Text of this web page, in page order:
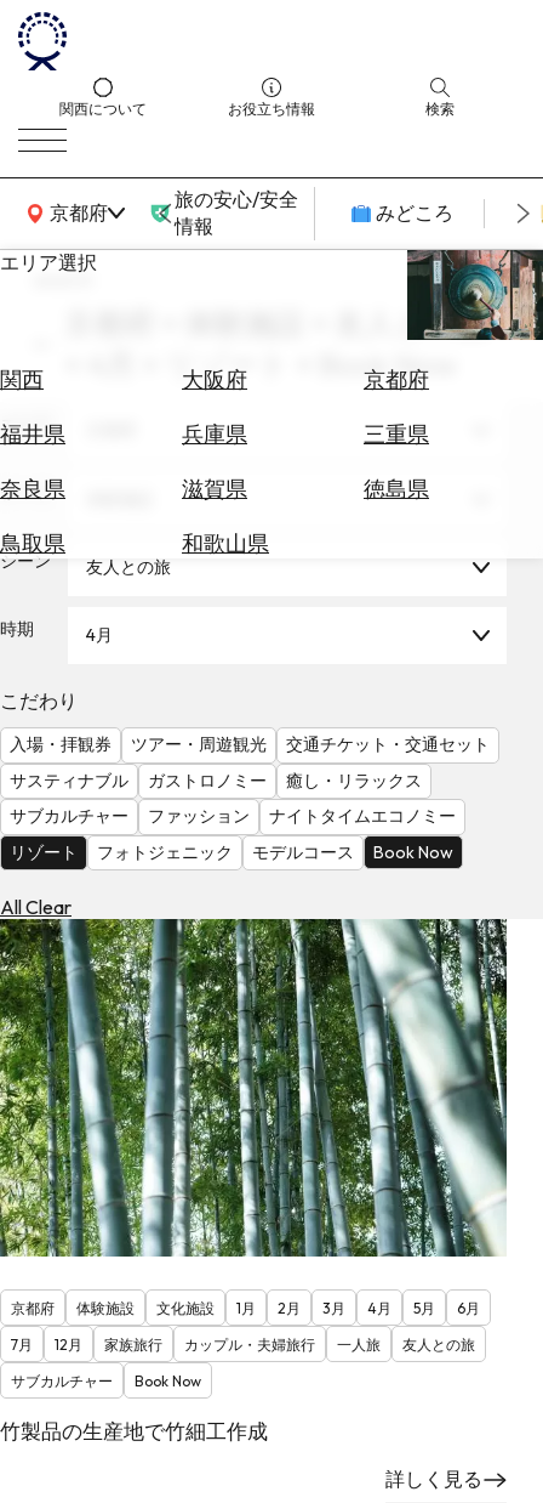
関西について お役立ち情報 検索
京都府
関西広域MAP
旅の安心/安全
情報
みどころ
エリア選択
関西 大阪府
京都府
福井県
兵庫県
三重県
奈良県
滋賀県
徳島県
鳥取県
和歌山県
エ
券
テ
を
る
気
を
見
る
search
京都府 × 体験施設 × 友人との旅
× 4月 × リゾート × Book Now
エリア
テーマ
シーン 友人との旅
時期 4月
こだわり
入場・拝観券 ツアー・周遊観光
交通チケット・交通セット
サスティナブル
ガストロノミー
癒し・リラックス
サブカルチャー
ファッション
ナイトタイムエコノミー
リゾート
フォトジェニック モデルコース Book Now
All Clear
京都府 体験施設 文化施設 1月 2月 3月 4月 5月
6月
7月
12月 家族旅行 カップル・夫婦旅行 一人旅
友人との旅
サブカルチャー
Book Now
竹製品の生産地で竹細工作成
詳しく見る